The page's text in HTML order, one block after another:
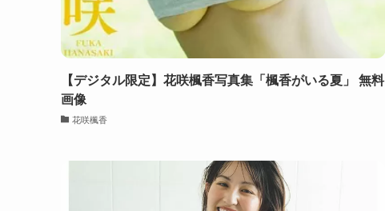
【デジタル限定】花咲楓香写真集「楓香がいる夏」 無料
画像
花咲楓香